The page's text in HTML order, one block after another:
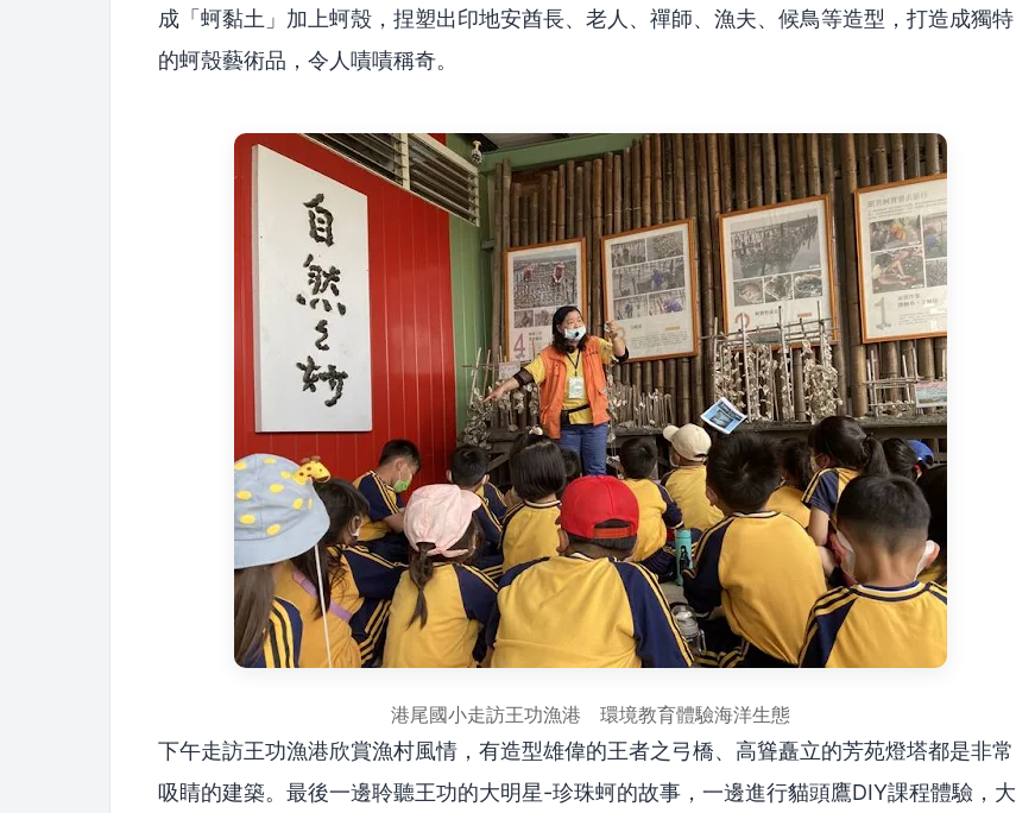
成「蚵黏土」加上蚵殼，捏塑出印地安酋長、老人、禪師、漁夫、候鳥等造型，打造成獨特
的蚵殼藝術品，令人嘖嘖稱奇。
港尾國小走訪王功漁港 環境教育體驗海洋生態
下午走訪王功漁港欣賞漁村風情，有造型雄偉的王者之弓橋、高聳矗立的芳苑燈塔都是非常
吸睛的建築。最後一邊聆聽王功的大明星-珍珠蚵的故事，一邊進行貓頭鷹DIY課程體驗，大